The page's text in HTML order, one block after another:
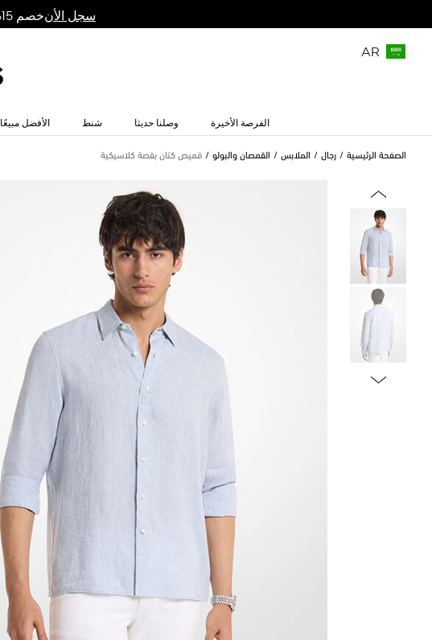
سجل الأنخصم 15% على طلبك الأول عند إنفاق 950 ريال سعودي: MKFIRST
AR
الفرصة الأخيرة وصلنا حديثا شنط الأفضل مبيعًا
الصفحة الرئيسية رجال الملابس القمصان والبولو قميص كتان بقصة كلاسيكية